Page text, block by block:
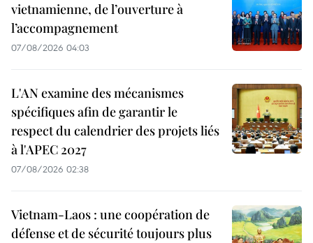
vietnamienne, de l’ouverture à
l’accompagnement
07/08/2026 04:03
L'AN examine des mécanismes
spécifiques afin de garantir le
respect du calendrier des projets liés
à l'APEC 2027
07/08/2026 02:38
Vietnam-Laos : une coopération de
défense et de sécurité toujours plus